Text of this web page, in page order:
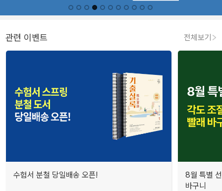
관련 이벤트 전체보기
수험서 분철 당일배송 오픈!
8월 특별
바구니